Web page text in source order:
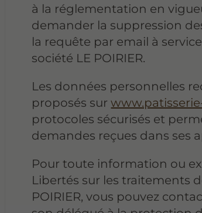
à la réglementation en
demander la suppression
la requête par email à
société LE POIRIER.
Les données personnelles
proposés sur
protocoles sécurisés et
demandes reçues dans ses
Pour toute information ou
Libertés sur les traitements
POIRIER, vous pouvez